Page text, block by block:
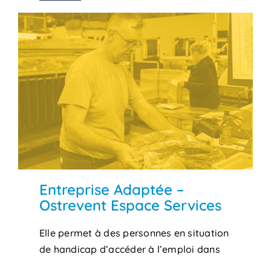
Entreprise Adaptée –
Ostrevent Espace Services
Elle permet à des personnes en situation
de handicap d’accéder à l’emploi dans